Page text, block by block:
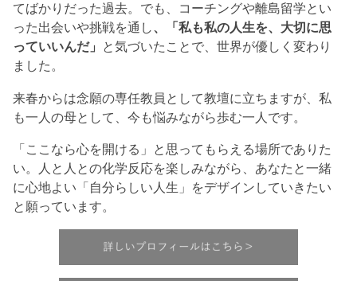
てばかりだった過去。でも、コーチングや離島留学とい
った出会いや挑戦を通し、「私も私の人生を、大切に思
っていいんだ」 と気づいたことで、世界が優しく変わり
ました。
来春からは念願の専任教員として教壇に立ちますが、私
も一人の母として、今も悩みながら歩む一人です。
「ここなら心を開ける」と思ってもらえる場所でありた
い。人と人との化学反応を楽しみながら、あなたと一緒
に心地よい「自分らしい人生」をデザインしていきたい
と願っています。